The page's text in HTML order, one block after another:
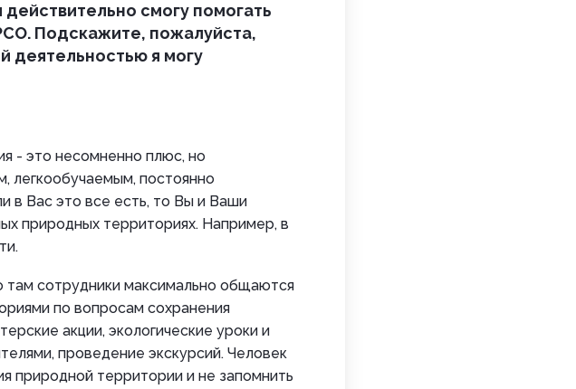
смогу помогать
Подскажите, пожалуйста,
деятельностью я могу
- это несомненно плюс, но
легкообучаемым, постоянно
в Вас это все есть, то Вы и Ваши
природных территориях. Например, в
сотрудники максимально общаются
по вопросам сохранения
акции, экологические уроки и
проведение экскурсий. Человек
природной территории и не запомнить